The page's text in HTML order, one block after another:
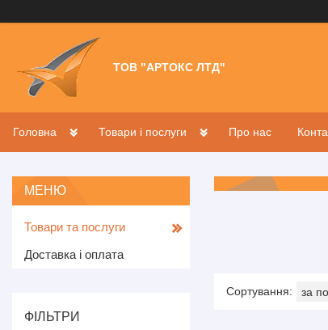
ТОВ "АРТОКС ЛТД"
Головна Товари і послуги Про нас
Товари та послуги
Доставка і оплата
ФІЛЬТРИ